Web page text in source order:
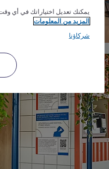
يمكنك تعديل اختياراتك في أي
المزيد من المعلومات
شركاؤنا